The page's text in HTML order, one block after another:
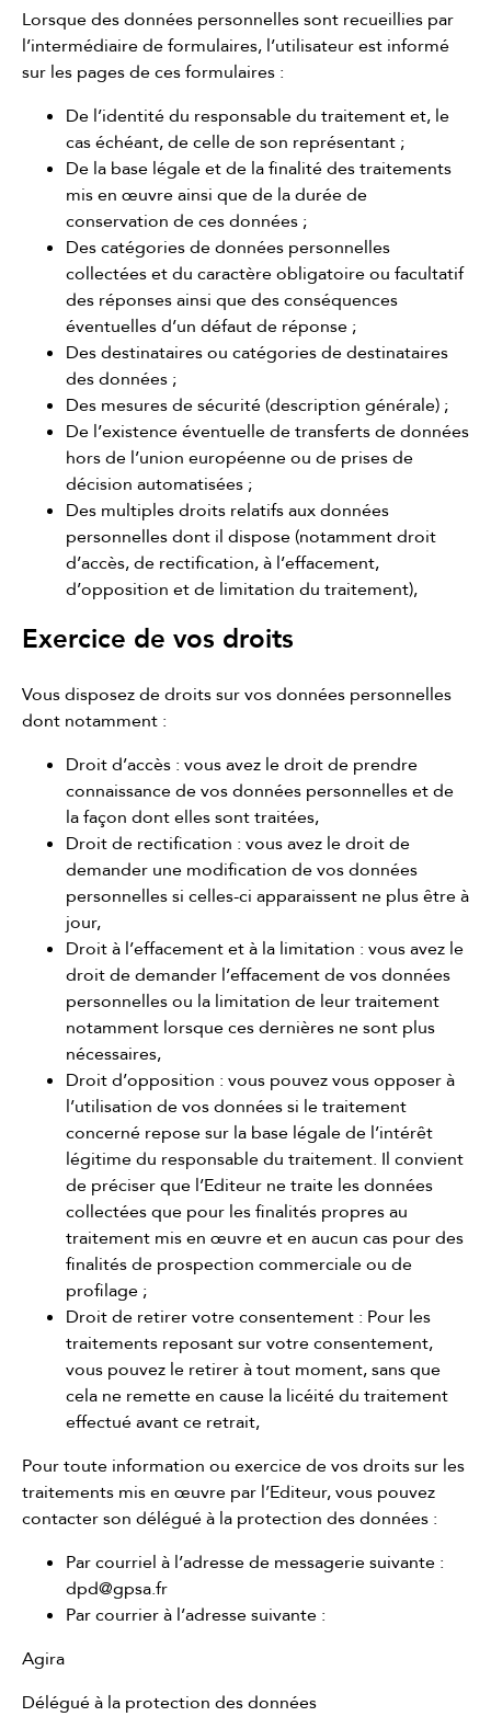
Lorsque des données personnelles sont recueillies par
l’intermédiaire de formulaires, l’utilisateur est informé
sur les pages de ces formulaires :
De l’identité du responsable du traitement et, le
cas échéant, de celle de son représentant ;
De la base légale et de la finalité des traitements
mis en œuvre ainsi que de la durée de
conservation de ces données ;
Des catégories de données personnelles
collectées et du caractère obligatoire ou facultatif
des réponses ainsi que des conséquences
éventuelles d’un défaut de réponse ;
Des destinataires ou catégories de destinataires
des données ;
Des mesures de sécurité (description générale) ;
De l’existence éventuelle de transferts de données
hors de l’union européenne ou de prises de
décision automatisées ;
Des multiples droits relatifs aux données
personnelles dont il dispose (notamment droit
d’accès, de rectification, à l’effacement,
d’opposition et de limitation du traitement),
Exercice de vos droits
Vous disposez de droits sur vos données personnelles
dont notamment :
Droit d’accès : vous avez le droit de prendre
connaissance de vos données personnelles et de
la façon dont elles sont traitées,
Droit de rectification : vous avez le droit de
demander une modification de vos données
personnelles si celles-ci apparaissent ne plus être à
jour,
Droit à l’effacement et à la limitation : vous avez le
droit de demander l’effacement de vos données
personnelles ou la limitation de leur traitement
notamment lorsque ces dernières ne sont plus
nécessaires,
Droit d’opposition : vous pouvez vous opposer à
l’utilisation de vos données si le traitement
concerné repose sur la base légale de l’intérêt
légitime du responsable du traitement. Il convient
de préciser que l’Editeur ne traite les données
collectées que pour les finalités propres au
traitement mis en œuvre et en aucun cas pour des
finalités de prospection commerciale ou de
profilage ;
Droit de retirer votre consentement : Pour les
traitements reposant sur votre consentement,
vous pouvez le retirer à tout moment, sans que
cela ne remette en cause la licéité du traitement
effectué avant ce retrait,
Pour toute information ou exercice de vos droits sur les
traitements mis en œuvre par l’Editeur, vous pouvez
contacter son délégué à la protection des données :
Par courriel à l’adresse de messagerie suivante :
dpd@gpsa.fr
Par courrier à l’adresse suivante :
Agira
Délégué à la protection des données